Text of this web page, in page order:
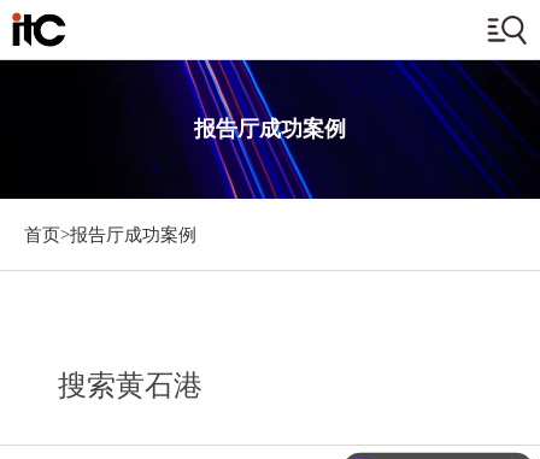
报告厅成功案例
首页>报告厅成功案例
搜索黄石港